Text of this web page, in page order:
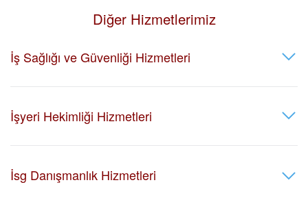
Diğer Hizmetlerimiz
İş Sağlığı ve Güvenliği Hizmetleri
İşyeri Hekimliği Hizmetleri
İsg Danışmanlık Hizmetleri